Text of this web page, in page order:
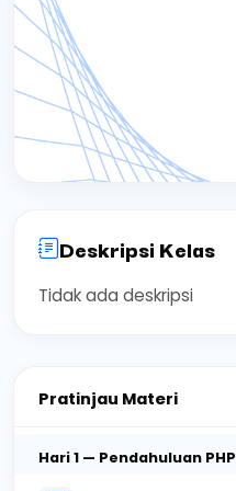
Deskripsi Kelas
Tidak ada deskripsi
Pratinjau Materi
Hari 1 — Pendahuluan PHP